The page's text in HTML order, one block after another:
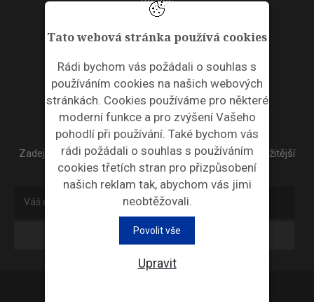
Tato webová stránka používá cookies
Rádi bychom vás požádali o souhlas s
používáním cookies na našich webových
stránkách. Cookies používáme pro některé
moderní funkce a pro zvýšení Vašeho
pohodlí při používání. Také bychom vás
rádi požádali o souhlas s používáním
cookies třetích stran pro přizpůsobení
našich reklam tak, abychom vás jimi
neobtěžovali.
Povolit vše
Upravit
Akce
ODPADNÍ PLASTY
NEWSLETTER
Zadejte váš email a my Vám budeme zasílat ty nejdůležitější
informace, maximálně 1x týdně.
Odebírat